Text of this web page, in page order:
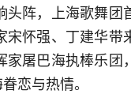
阵，上海歌舞团
怀强、丁建华带
屠巴海执棒乐团
恋与热情。